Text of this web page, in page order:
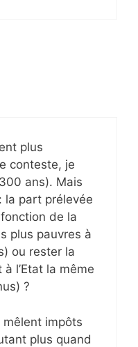
plus
conteste, je
ans). Mais
la part prélevée
de la
plus pauvres à
ou rester la
l’Etat la même
?
mêlent impôts
plus quand